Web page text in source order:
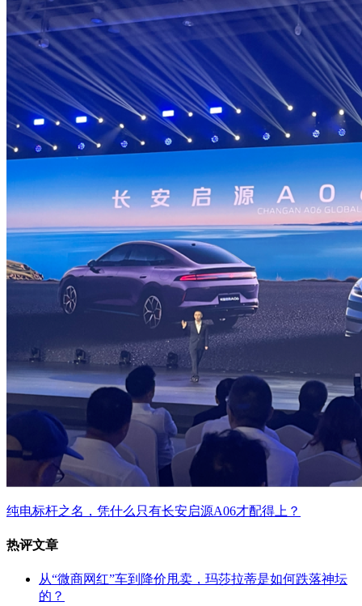
纯电标杆之名，凭什么只有长安启源A06才配得上？
热评文章
从“微商网红”车到降价甩卖，玛莎拉蒂是如何跌落神坛
的？